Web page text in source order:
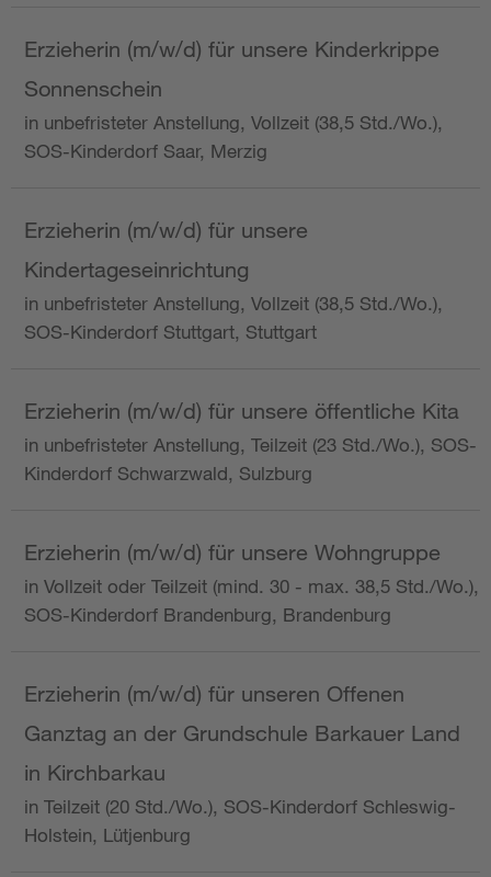
Erzieherin (m/w/d) für unsere Kinderkrippe
Sonnenschein
in unbefristeter Anstellung, Vollzeit (38,5 Std./Wo.),
SOS-Kinderdorf Saar, Merzig
Erzieherin (m/w/d) für unsere
Kindertageseinrichtung
in unbefristeter Anstellung, Vollzeit (38,5 Std./Wo.),
SOS-Kinderdorf Stuttgart, Stuttgart
Erzieherin (m/w/d) für unsere öffentliche Kita
in unbefristeter Anstellung, Teilzeit (23 Std./Wo.), SOS-
Kinderdorf Schwarzwald, Sulzburg
Erzieherin (m/w/d) für unsere Wohngruppe
in Vollzeit oder Teilzeit (mind. 30 - max. 38,5 Std./Wo.),
SOS-Kinderdorf Brandenburg, Brandenburg
Erzieherin (m/w/d) für unseren Offenen
Ganztag an der Grundschule Barkauer Land
in Kirchbarkau
in Teilzeit (20 Std./Wo.), SOS-Kinderdorf Schleswig-
Holstein, Lütjenburg